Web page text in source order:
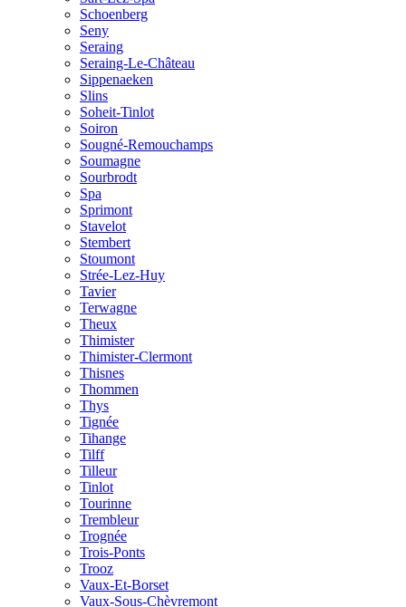
Schoenberg
Seny
Seraing
Seraing-Le-Château
Sippenaeken
Slins
Soheit-Tinlot
Soiron
Sougné-Remouchamps
Soumagne
Sourbrodt
Spa
Sprimont
Stavelot
Stembert
Stoumont
Strée-Lez-Huy
Tavier
Terwagne
Theux
Thimister
Thimister-Clermont
Thisnes
Thommen
Thys
Tignée
Tihange
Tilff
Tilleur
Tinlot
Tourinne
Trembleur
Trognée
Trois-Ponts
Trooz
Vaux-Et-Borset
Vaux-Sous-Chèvremont